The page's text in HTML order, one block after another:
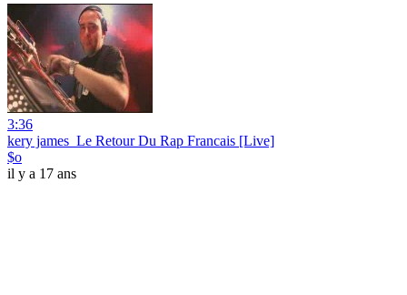
3:36
kery james_Le Retour Du Rap Francais [Live]
$o
il y a 17 ans